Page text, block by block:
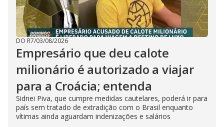
DO R7/03/08/2026
Empresário que deu calote
milionário é autorizado a viajar
para a Croácia; entenda
Sidnei Piva, que cumpre medidas cautelares, poderá ir para
país sem tratado de extradição com o Brasil enquanto
vítimas ainda aguardam indenizações e salários